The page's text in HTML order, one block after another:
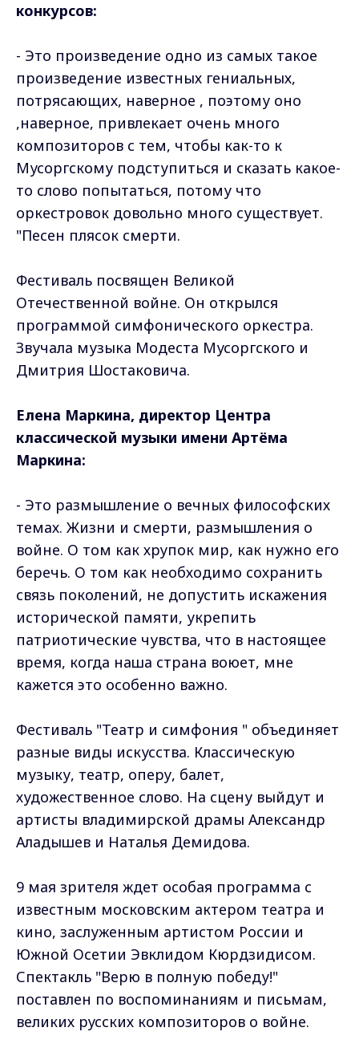
конкурсов:
- Это произведение одно из самых такое
произведение известных гениальных,
потрясающих, наверное , поэтому оно
,наверное, привлекает очень много
композиторов с тем, чтобы как-то к
Мусоргскому подступиться и сказать какое-
то слово попытаться, потому что
оркестровок довольно много существует.
"Песен плясок смерти.
Фестиваль посвящен Великой
Отечественной войне. Он открылся
программой симфонического оркестра.
Звучала музыка Модеста Мусоргского и
Дмитрия Шостаковича.
Елена Маркина, директор Центра
классической музыки имени Артёма
Маркина:
- Это размышление о вечных философских
темах. Жизни и смерти, размышления о
войне. О том как хрупок мир, как нужно его
беречь. О том как необходимо сохранить
связь поколений, не допустить искажения
исторической памяти, укрепить
патриотические чувства, что в настоящее
время, когда наша страна воюет, мне
кажется это особенно важно.
Фестиваль "Театр и симфония " объединяет
разные виды искусства. Классическую
музыку, театр, оперу, балет,
художественное слово. На сцену выйдут и
артисты владимирской драмы Александр
Аладышев и Наталья Демидова.
9 мая зрителя ждет особая программа с
известным московским актером театра и
кино, заслуженным артистом России и
Южной Осетии Эвклидом Кюрдзидисом.
Спектакль "Верю в полную победу!"
поставлен по воспоминаниям и письмам,
великих русских композиторов о войне.